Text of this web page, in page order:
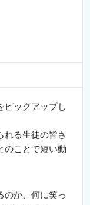
ピックアップし
れる生徒の皆さ
のことで短い動
のか、何に笑っ